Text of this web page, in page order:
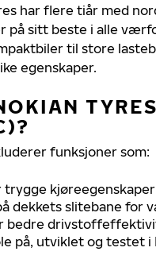
har flere tiår med
på sitt beste i alle
til store
egenskaper.
funksjoner som:
trygge
dekkets slitebane for
bedre
på, utviklet og testet i